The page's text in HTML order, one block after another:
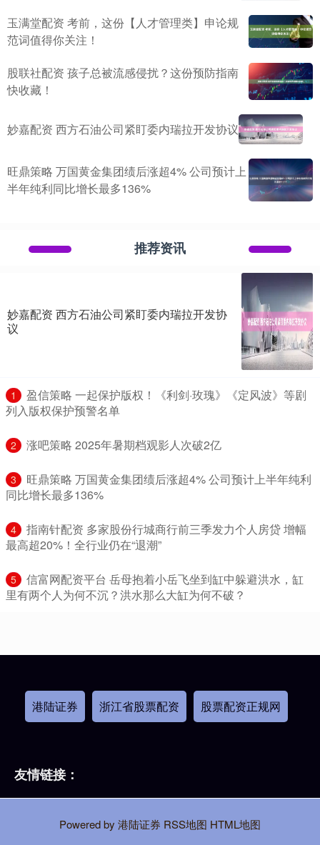
玉满堂配资 考前，这份【人才管理类】申论规
范词值得你关注！
股联社配资 孩子总被流感侵扰？这份预防指南
快收藏！
妙嘉配资 西方石油公司紧盯委内瑞拉开发协议
旺鼎策略 万国黄金集团绩后涨超4% 公司预计上
半年纯利同比增长最多136%
推荐资讯
妙嘉配资 西方石油公司紧盯委内瑞拉开发协
议
1
​盈信策略 一起保护版权！《利剑·玫瑰》《定风波》等剧
列入版权保护预警名单
2 ​涨吧策略 2025年暑期档观影人次破2亿
3
​旺鼎策略 万国黄金集团绩后涨超4% 公司预计上半年纯利
同比增长最多136%
4
​指南针配资 多家股份行城商行前三季发力个人房贷 增幅
最高超20%！全行业仍在“退潮”
5
​信富网配资平台 岳母抱着小岳飞坐到缸中躲避洪水，缸
里有两个人为何不沉？洪水那么大缸为何不破？
港陆证券 浙江省股票配资 股票配资正规网
友情链接：
Powered by 港陆证券 RSS地图 HTML地图